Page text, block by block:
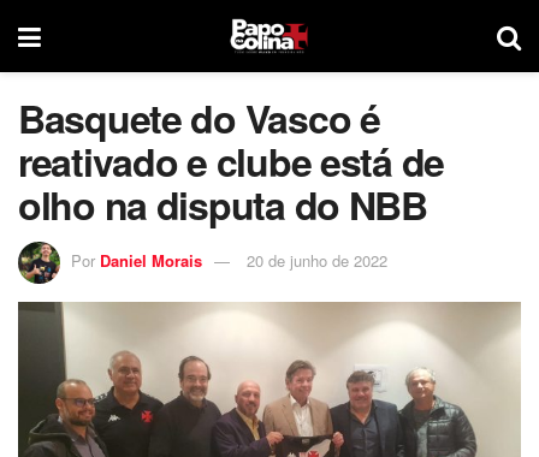
Basquete do Vasco é
reativado e clube está de
olho na disputa do NBB
Por Daniel Morais 20 de junho de 2022